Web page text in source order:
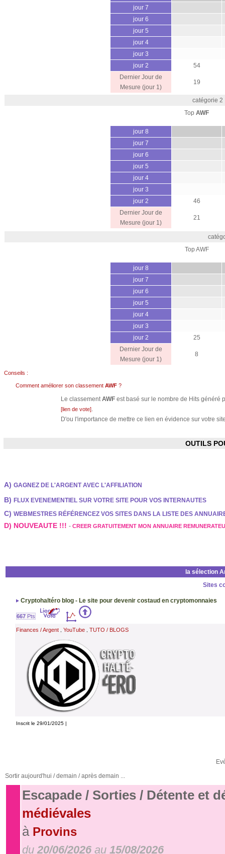
jour 7
jour 6
jour 5
jour 4
jour 3
jour 2
54
Dernier Jour de
Mesure (jour 1)
19
catégorie 2
Top AWF
jour 8
jour 7
jour 6
jour 5
jour 4
jour 3
jour 2
46
Dernier Jour de
Mesure (jour 1)
21
Top AWF
jour 8
jour 7
jour 6
jour 5
jour 4
jour 3
jour 2
25
Dernier Jour de
Mesure (jour 1)
8
Conseils :
Comment améliorer son classement AWF ?
Le classementAWF est basé sur le nombre de Hits généré
[lien de vote].
D'ou l'importance de mettre ce lien en évidence sur votre
OUTILS
A) GAGNEZ DE L'ARGENT AVEC L'AFFILIATION
B) FLUX EVENEMENTIEL SUR VOTRE SITE POUR VOS INTERNAUTES
C) WEBMESTRES RÉFÉRENCEZ VOS SITES DANS LA LISTE DES
D) NOUVEAUTE !!! - CREER GRATUITEMENT MON ANNUAIRE
la sélection
Sites
Cryptohaltéro blog - Le site pour devenir costaud en cryptomonnaies
667Pts
Finances / Argent, YouTube, TUTO / BLOGS
Inscrit le 29/01/2025 |
Sortir aujourd'hui / demain / après demain ...
Escapade / Sorties / Détente et
médiévales
à Provins
du 20/06/2026 au 15/08/2026